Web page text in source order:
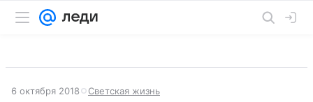
6 октября 2018 Светская жизнь